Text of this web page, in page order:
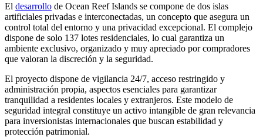
El desarrollo de Ocean Reef Islands se compone de dos islas
artificiales privadas e interconectadas, un concepto que asegura un
control total del entorno y una privacidad excepcional. El complejo
dispone de solo 137 lotes residenciales, lo cual garantiza un
ambiente exclusivo, organizado y muy apreciado por compradores
que valoran la discreción y la seguridad.
El proyecto dispone de vigilancia 24/7, acceso restringido y
administración propia, aspectos esenciales para garantizar
tranquilidad a residentes locales y extranjeros. Este modelo de
seguridad integral constituye un activo intangible de gran relevancia
para inversionistas internacionales que buscan estabilidad y
protección patrimonial.